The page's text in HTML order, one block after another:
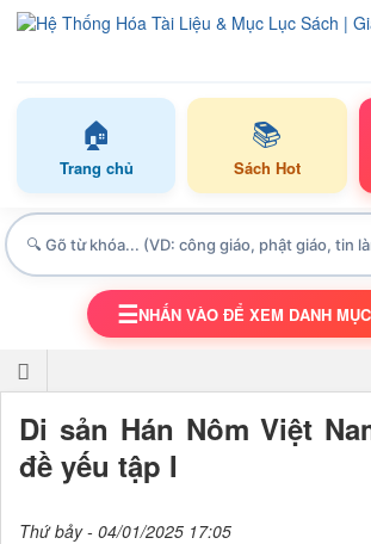
🏠
Trang chủ
📚
Sách Hot
TOGGLE
☰NHẤN VÀO ĐỂ XEM DANH
Di sản Hán Nôm Việt
đề yếu tập I
Thứ bảy - 04/01/2025 17:05